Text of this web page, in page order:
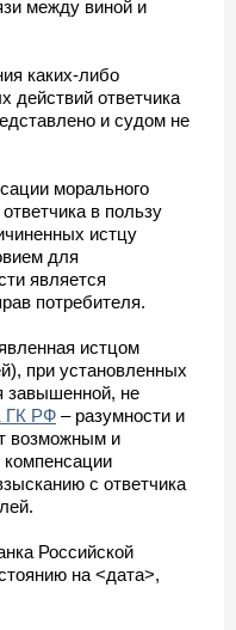
между виной и
каких-либо
действий ответчика
и судом не
морального
в пользу
истцу
для
является
потребителя.
истцом
при установленных
завышенной, не
ГК РФ – разумности и
возможным и
с ответчика
Российской
на <дата>,